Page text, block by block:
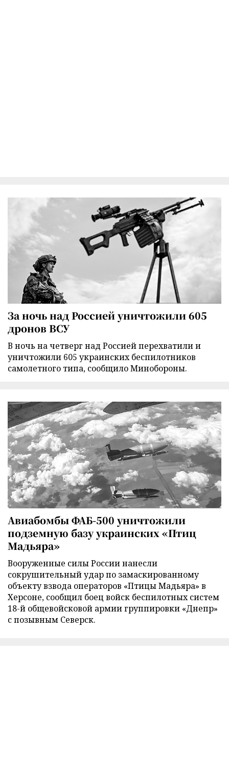
За ночь над Россией уничтожили 605
дронов ВСУ
В ночь на четверг над Россией перехватили и
уничтожили 605 украинских беспилотников
самолетного типа, сообщило Минобороны.
Авиабомбы ФАБ-500 уничтожили
подземную базу украинских «Птиц
Мадьяра»
Вооруженные силы России нанесли
сокрушительный удар по замаскированному
объекту взвода операторов «Птицы Мадьяра» в
Херсоне, сообщил боец войск беспилотных систем
18-й общевойсковой армии группировки «Днепр»
с позывным Северск.